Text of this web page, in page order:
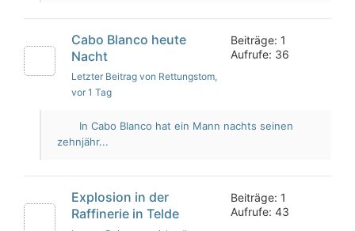
Cabo Blanco heute
Nacht
Letzter Beitrag von Rettungstom,
vor 1 Tag
Beiträge: 1
Aufrufe: 36
In Cabo Blanco hat ein Mann nachts seinen
zehnjähr...
Explosion in der
Raffinerie in Telde
Beiträge: 1
Aufrufe: 43